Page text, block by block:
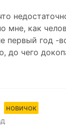
мне, как
первый год -
до чего
новичок